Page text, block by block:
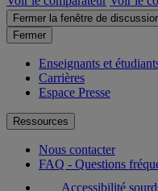
Fermer la fenêtre de
Fermer
Enseignants et
Carrières
Espace Presse
Ressources
Nous contacter
FAQ - Questions
Accessibilité